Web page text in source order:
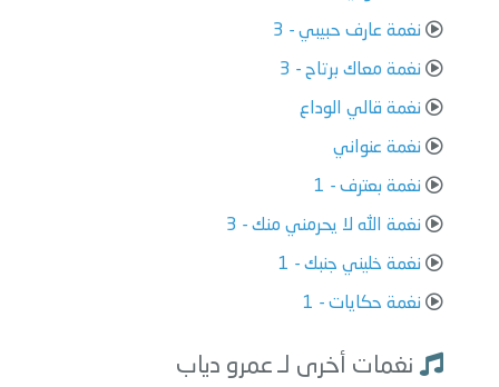
نغمة عارف حبيبي - 3
نغمة معاك برتاح - 3
نغمة قالي الوداع
نغمة عنواني
نغمة بعترف - 1
نغمة الله لا يحرمني منك - 3
نغمة خليني جنبك - 1
نغمة حكايات - 1
نغمات أخرى لـ عمرو دياب